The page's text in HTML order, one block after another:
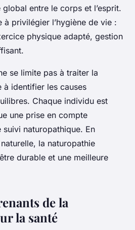
entre le corps et l’esprit.
à privilégier l’hygiène de vie :
physique adapté, gestion
se limite pas à traiter la
à identifier les causes
Chaque individu est
une prise en compte
suivi naturopathique. En
la naturopathie
durable et une meilleure
de la
la santé